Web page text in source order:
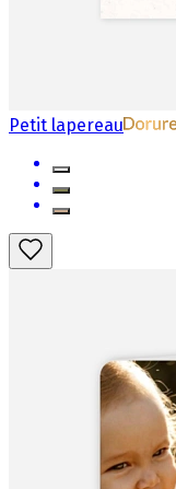
Petit lapereau